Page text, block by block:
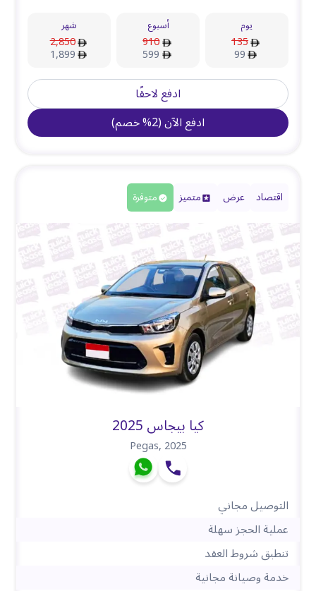
يوم
135
99
أسبوع
910
599
شهر
2,850
1,899
ادفع لاحقًا
ادفع الآن(
2
%خصم)
اقتصاد عرض متميز متوفرة
كيا بيجاس 2025
Pegas,2025
التوصيل مجاني
عملية الحجز سهلة
تنطبق شروط العقد
خدمة وصيانة مجانية